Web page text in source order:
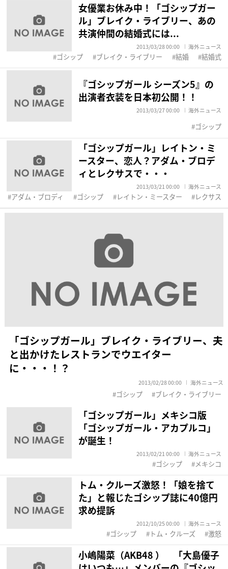
女優業お休み中！「ゴシップガー
ル」ブレイク・ライブリー、あの
共演仲間の結婚式には...
2013/03/28 00:00 海外ニュース
ゴシップ ブレイク・ライブリー 結婚 結婚式
『ゴシップガール シーズン5』の
出演者衣装を日本初公開！！
2013/03/27 00:00 海外ニュース
ゴシップ
「ゴシップガール」レイトン・ミ
ースター、恋人？アダム・ブロデ
ィとレクサスで・・・
2013/03/21 00:00 海外ニュース
アダム・ブロディ ゴシップ レイトン・ミースター レクサス
「ゴシップガール」ブレイク・ライブリー、夫
と出かけたレストランでウエイター
に・・・！？
2013/02/28 00:00 海外ニュース
ゴシップ ブレイク・ライブリー
「ゴシップガール」メキシコ版
「ゴシップガール・アカプルコ」
が誕生！
2013/02/21 00:00 海外ニュース
ゴシップ メキシコ
トム・クルーズ激怒！「娘を捨て
た」と報じたゴシップ誌に40億円
求め提訴
2012/10/25 00:00 海外ニュース
ゴシップ トム・クルーズ 激怒
小嶋陽菜（AKB48 ） 「大島優子